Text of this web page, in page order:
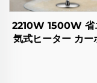
2210W 1500W 省
気式ヒーター カー